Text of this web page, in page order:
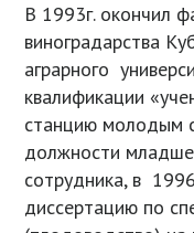
В 1993г. окончил
виноградарства
аграрного
квалификации
станцию молодым
должности
сотрудника, в
диссертацию по